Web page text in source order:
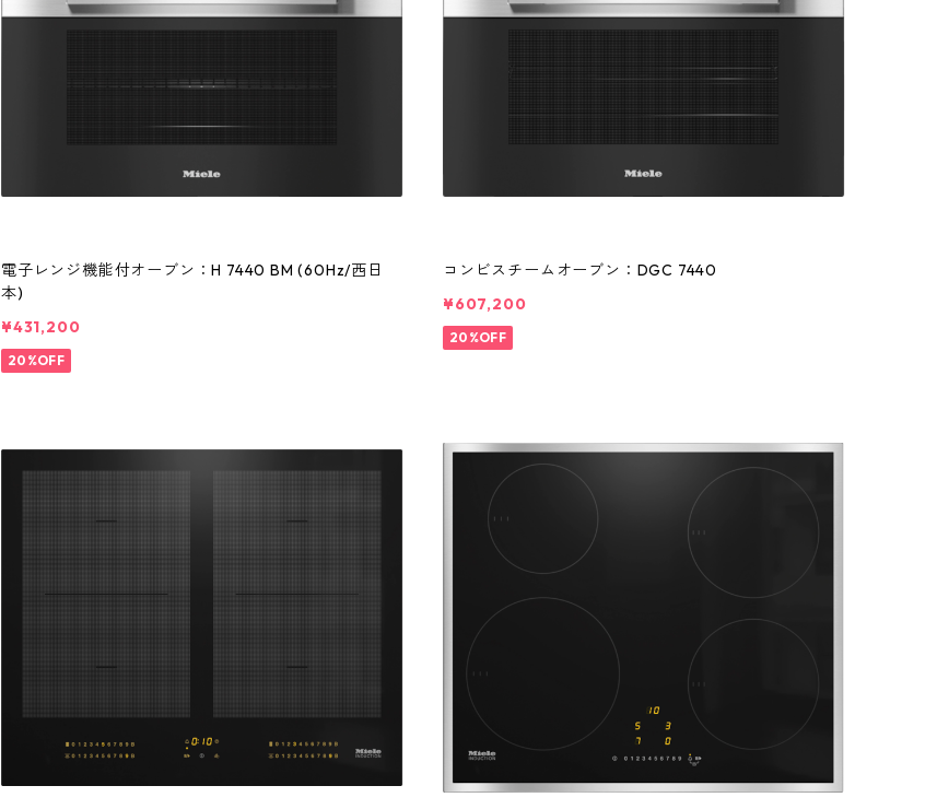
電子レンジ機能付オーブン：H 7440 BM (60Hz/西日
本)
¥431,200
20%OFF
コンビスチームオーブン：DGC 7440
¥607,200
20%OFF